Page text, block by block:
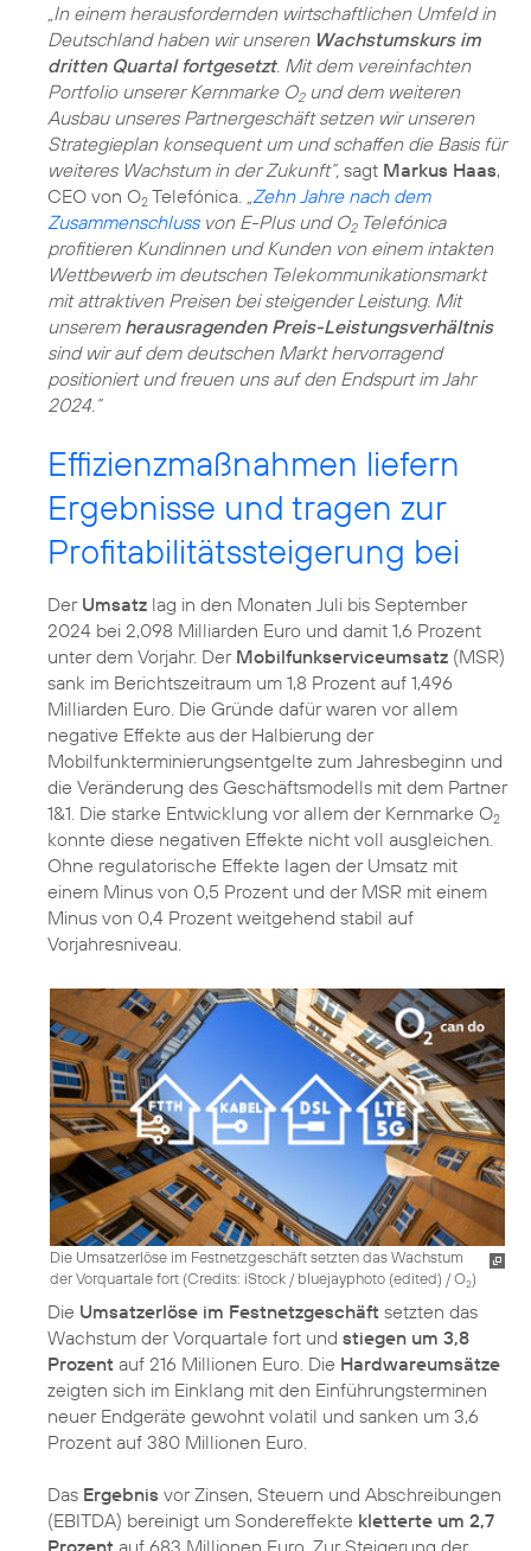
„In einem herausfordernden wirtschaftlichen Umfeld in
Deutschland haben wir unseren Wachstumskurs im
dritten Quartal fortgesetzt. Mit dem vereinfachten
Portfolio unserer Kernmarke O2und dem weiteren
Ausbau unseres Partnergeschäft setzen wir unseren
Strategieplan konsequent um und schaffen die Basis für
weiteres Wachstum in der Zukunft“, sagt Markus Haas,
CEO von O2 Telefónica. „Zehn Jahre nach dem
Zusammenschlussvon E-Plus und O2Telefónica
profitieren Kundinnen und Kunden von einem intakten
Wettbewerb im deutschen Telekommunikationsmarkt
mit attraktiven Preisen bei steigender Leistung. Mit
unserem herausragenden Preis-Leistungsverhältnis
sind wir auf dem deutschen Markt hervorragend
positioniert und freuen uns auf den Endspurt im Jahr
2024.“
Effizienzmaßnahmen liefern
Ergebnisse und tragen zur
Profitabilitätssteigerung bei
Der Umsatz lag in den Monaten Juli bis September
2024 bei 2,098 Milliarden Euro und damit 1,6 Prozent
unter dem Vorjahr. Der Mobilfunkserviceumsatz (MSR)
sank im Berichtszeitraum um 1,8 Prozent auf 1,496
Milliarden Euro. Die Gründe dafür waren vor allem
negative Effekte aus der Halbierung der
Mobilfunkterminierungsentgelte zum Jahresbeginn und
die Veränderung des Geschäftsmodells mit dem Partner
1&1. Die starke Entwicklung vor allem der Kernmarke O2
konnte diese negativen Effekte nicht voll ausgleichen.
Ohne regulatorische Effekte lagen der Umsatz mit
einem Minus von 0,5 Prozent und der MSR mit einem
Minus von 0,4 Prozent weitgehend stabil auf
Vorjahresniveau.
Die Umsatzerlöse im Festnetzgeschäft setzten das Wachstum
der Vorquartale fort (Credits: iStock / bluejayphoto (edited) / O2)
Die Umsatzerlöse im Festnetzgeschäft setzten das
Wachstum der Vorquartale fort und stiegen um 3,8
Prozent auf 216 Millionen Euro. Die Hardwareumsätze
zeigten sich im Einklang mit den Einführungsterminen
neuer Endgeräte gewohnt volatil und sanken um 3,6
Prozent auf 380 Millionen Euro.
Das Ergebnis vor Zinsen, Steuern und Abschreibungen
(EBITDA) bereinigt um Sondereffekte kletterte um 2,7
Prozent auf 683 Millionen Euro. Zur Steigerung der